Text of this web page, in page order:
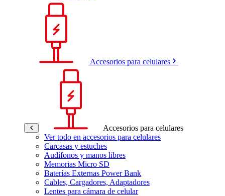
Accesorios para celulares
Accesorios para celulares
Ver todo en accesorios para celulares
Carcasas y estuches
Audífonos y manos libres
Memorias Micro SD
Baterías Externas Power Bank
Cables, Cargadores, Adaptadores
Lentes para cámara de celular